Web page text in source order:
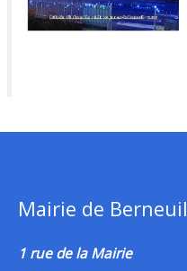
Mairie de Berneuil
1 rue de la Mairie